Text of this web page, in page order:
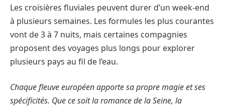
Les croisières fluviales peuvent durer d’un week-end
à plusieurs semaines. Les formules les plus courantes
vont de 3 à 7 nuits, mais certaines compagnies
proposent des voyages plus longs pour explorer
plusieurs pays au fil de l’eau.
Chaque fleuve européen apporte sa propre magie et ses
spécificités. Que ce soit la romance de la Seine, la